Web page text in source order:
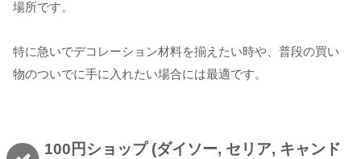
場所です。
特に急いでデコレーション材料を揃えたい時や、普段の買い
物のついでに手に入れたい場合には最適です。
100円ショップ (ダイソー, セリア, キャンド